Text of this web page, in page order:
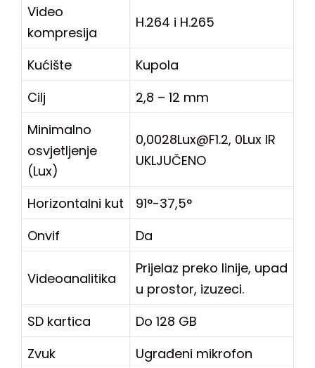
Video
kompresija
H.264 i H.265
Kućište
Kupola
Cilj
2,8 – 12 mm
Minimalno
osvjetljenje
(Lux)
0,0028Lux@F1.2, 0Lux IR
UKLJUČENO
Horizontalni kut
91°-37,5°
Onvif
Da
Videoanalitika
Prijelaz preko linije, upad
u prostor, izuzeci.
SD kartica
Do 128 GB
Zvuk
Ugrađeni mikrofon